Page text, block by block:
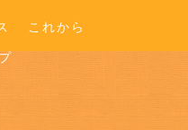
これから